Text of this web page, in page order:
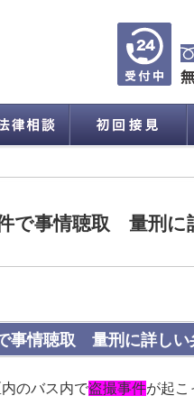
で事情聴取 量刑に
事情聴取 量刑に詳しい
のバス内で盗撮事件が起こ